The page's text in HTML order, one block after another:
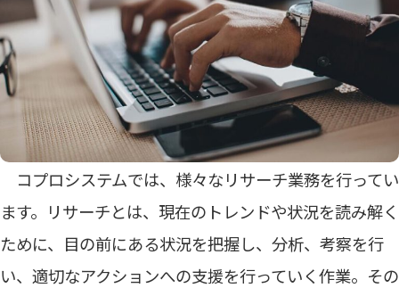
コプロシステムでは、様々なリサーチ業務を行ってい
ます。リサーチとは、現在のトレンドや状況を読み解く
ために、目の前にある状況を把握し、分析、考察を行
い、適切なアクションへの支援を行っていく作業。その